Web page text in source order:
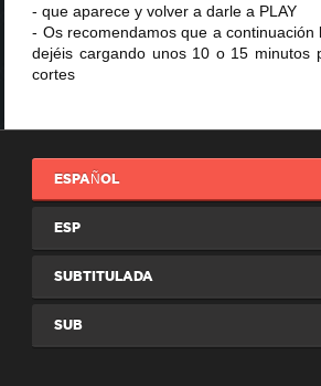
- que aparece y volver a darle a PLAY
- Os recomendamos que a continuación
dejéis cargando unos 10 o 15 minutos
cortes
ESPAÑOL
ESP
SUBTITULADA
SUB